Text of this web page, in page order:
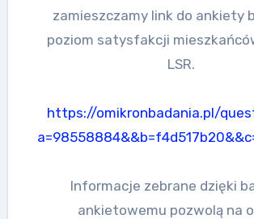
zamieszczamy link do ankiety
poziom satysfakcji
LSR.
https://omikronbadania.pl/
Informacje zebrane dzięki
ankietowemu pozwolą na